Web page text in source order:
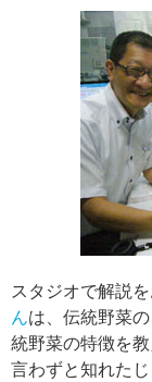
o
k
スタジオで解説を
んは、伝統野菜
統野菜の特徴を教
言わずと知れた